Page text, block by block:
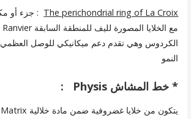
The perichondrial ring of La Croix : جزء أو
الكردوس وهي تقدم دعم ميكانيكي للوصل
النمو
* خط المشاش Physis :